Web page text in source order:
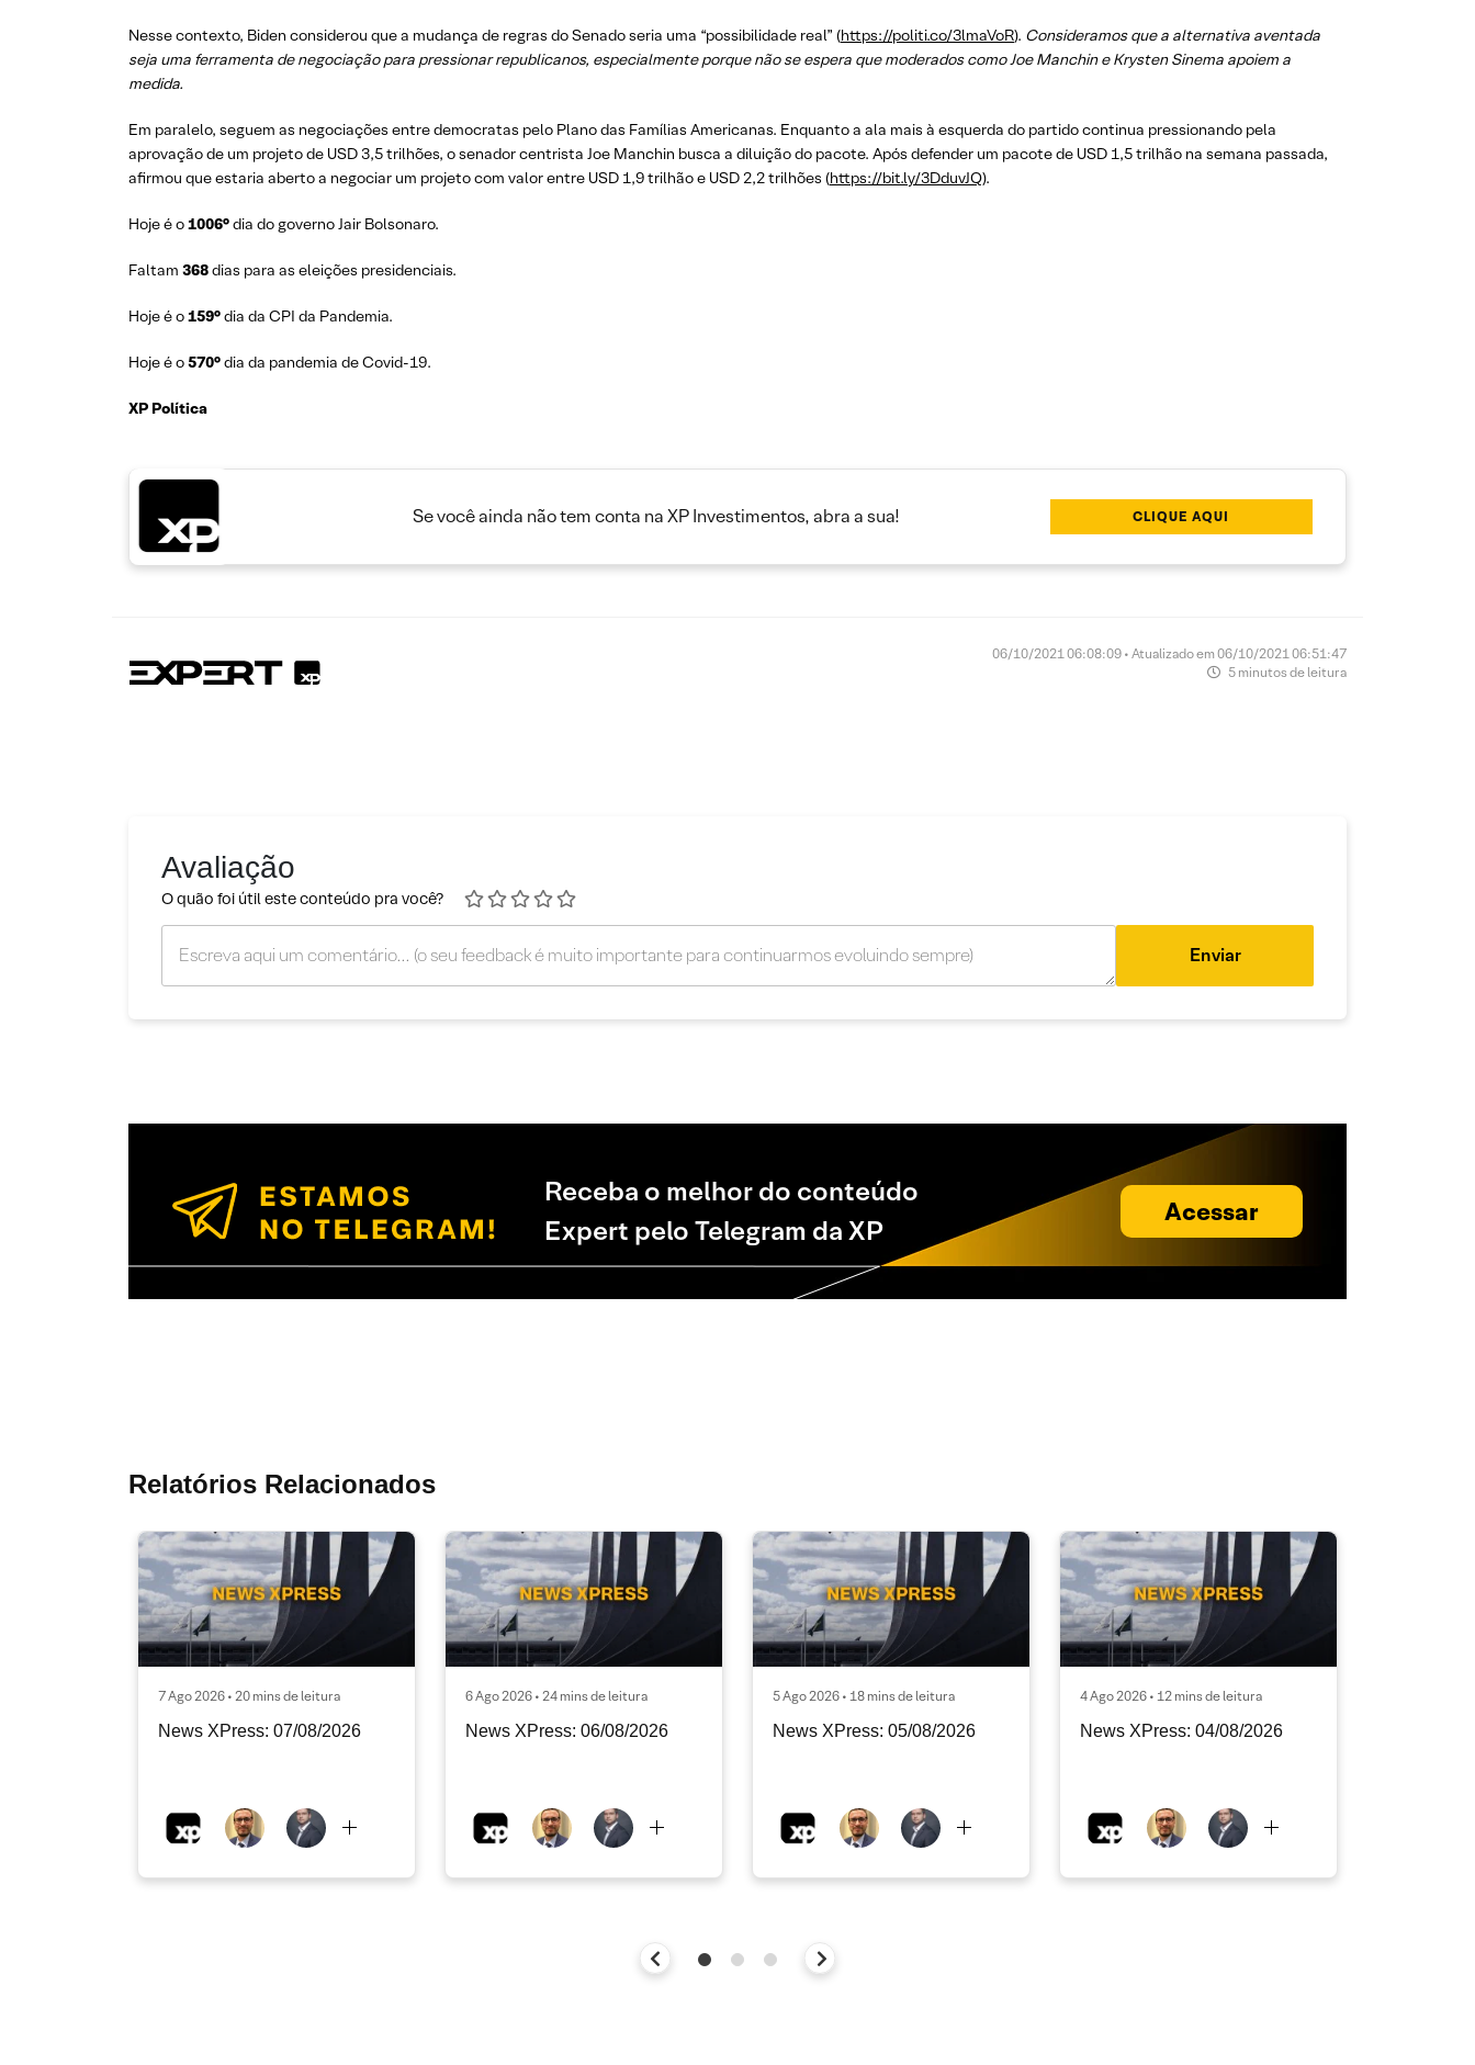
Nesse contexto, Biden considerou que a mudança de regras do Senado seria uma “possibilidade real” (https://politi.co/3lmaVoR). Consideramos que a alternativa aventada
seja uma ferramenta de negociação para pressionar republicanos, especialmente porque não se espera que moderados como Joe Manchin e Krysten Sinema apoiem a
medida.
Em paralelo, seguem as negociações entre democratas pelo Plano das Famílias Americanas. Enquanto a ala mais à esquerda do partido continua pressionando pela
aprovação de um projeto de USD 3,5 trilhões, o senador centrista Joe Manchin busca a diluição do pacote. Após defender um pacote de USD 1,5 trilhão na semana passada,
afirmou que estaria aberto a negociar um projeto com valor entre USD 1,9 trilhão e USD 2,2 trilhões (https://bit.ly/3DduvJQ).
Hoje é o1006°dia do governo Jair Bolsonaro.
Faltam 368dias para as eleições presidenciais.
Hoje é o159°dia da CPI da Pandemia.
Hoje é o570°dia da pandemia de Covid-19.
XP Política
Se você ainda não tem conta na XP Investimentos, abra a sua! CLIQUE AQUI
06/10/2021 06:08:09 • Atualizado em 06/10/2021 06:51:47
5 minutos de leitura
Avaliação
O quão foi útil este conteúdo pra você?
Enviar
Receba o melhor do conteúdo
Expert pelo Telegram da XP
Acessar
Relatórios Relacionados
7 Ago 2026 • 20 mins de leitura
News XPress: 07/08/2026
6 Ago 2026 • 24 mins de leitura
News XPress: 06/08/2026
5 Ago 2026 • 18 mins de leitura
News XPress: 05/08/2026
4 Ago 2026 • 12 mins de leitura
News XPress: 04/08/2026